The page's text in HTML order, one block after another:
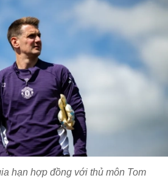
hạn hợp đồng với thủ môn Tom